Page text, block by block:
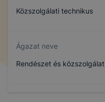
Közszolgálati technikus
Ágazat neve
Rendészet és közszolgálat